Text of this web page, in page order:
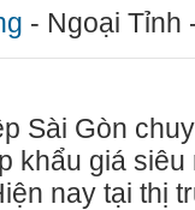
- Ngoại Tỉnh
Sài Gòn
khẩu giá siêu
nay tại thị